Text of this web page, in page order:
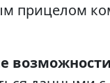
прицелом
возможности